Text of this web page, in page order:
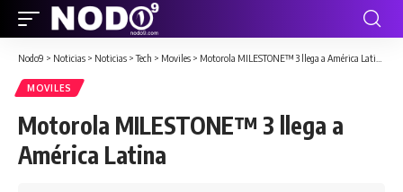
Nodo9 > Noticias > Noticias >Tech > Moviles > Motorola MILESTONE™ 3 llega a América Latina
MOVILES
Motorola MILESTONE™ 3 llega a
América Latina